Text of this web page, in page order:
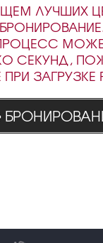
ЛУЧШИХ
СЕКУНД,
ЗАГРУЗКЕ